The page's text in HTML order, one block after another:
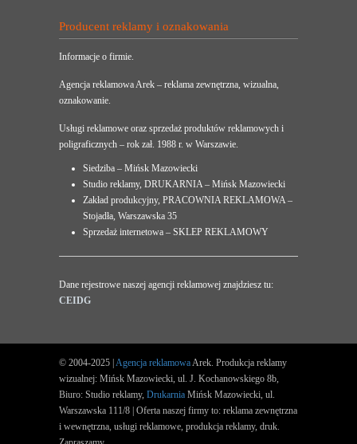
Producent reklamy i oznakowania
Informacje o firmie.
Agencja reklamowa Arek – reklama zewnętrzna, wizualna,
oznakowanie.
Usługi reklamowe oraz sprzedaż produktów reklamowych i
poligraficznych – rok zał. 1988 r. w Warszawie.
Siedziba – Mińsk Mazowiecki
Studio reklamy, DRUKARNIA – Mińsk Mazowiecki
Zakład produkcyjny, PRACOWNIA REKLAMOWA –
Stojadła, Warszawska 35
Sprzedaż internetowa – SKLEP REKLAMOWY
Dane rejestrowe naszej agencji reklamowej znajdziesz tu:
CEIDG
© 2004-2025 | Agencja reklamowa Arek. Produkcja reklamy
wizualnej: Mińsk Mazowiecki, ul. J. Kochanowskiego 8b,
Biuro: Studio reklamy, Drukarnia Mińsk Mazowiecki, ul.
Warszawska 111/8 | Oferta naszej firmy to: reklama zewnętrzna
i wewnętrzna, usługi reklamowe, produkcja reklamy, druk.